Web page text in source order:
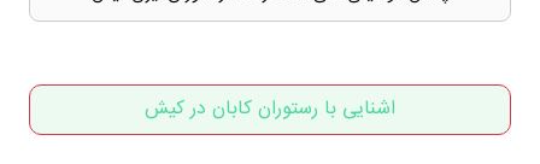
اشنایی با رستوران کابان در کیش